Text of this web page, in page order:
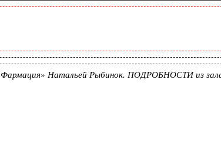
Натальей Рыбинок. ПОДРОБНОСТИ из